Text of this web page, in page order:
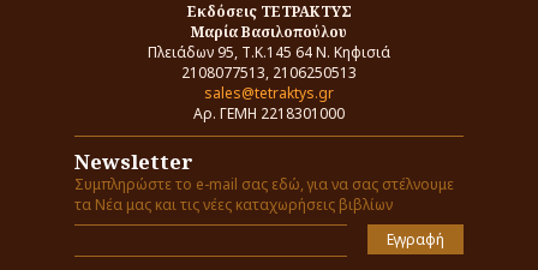
Εκδόσεις ΤΕΤΡΑΚΤΥΣ
Μαρία Βασιλοπούλου
Πλειάδων 95, Τ.Κ.145 64 Ν. Κηφισιά
2108077513, 2106250513
sales@tetraktys.gr
Αρ. ΓΕΜΗ 2218301000
Newsletter
Συμπληρώστε το e-mail σας εδώ, για να σας στέλνουμε
τα Νέα μας και τις νέες καταχωρήσεις βιβλίων